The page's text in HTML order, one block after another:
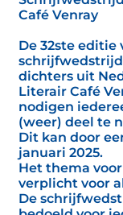
Café Venray
De 32ste editie
dichters uit
Literair Café
nodigen
(weer) deel te
Dit kan door
januari 2025.
Het thema voor
verplicht voor
De